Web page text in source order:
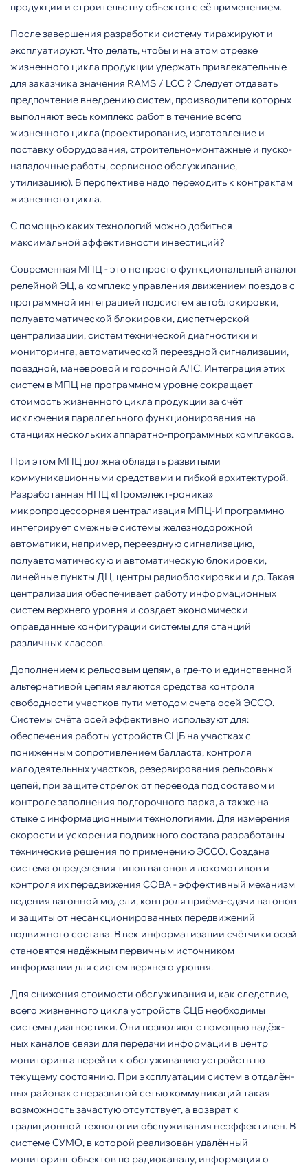
про­дукции и строительству объектов с её применением.
После завершения разработки систему тиражируют и
эксплуати­руют. Что делать, чтобы и на этом отрезке
жизненного цикла продук­ции удержать привлекательные
для заказчика значения RAMS / LCC ? Следует отдавать
предпочтение внедрению систем, производители которых
выполняют весь комплекс работ в течение всего
жизненного цикла (проектирование, изготов­ление и
поставку оборудования, строительно-монтажные и пуско-
наладочные работы, сервисное обслуживание,
утилизацию). В перспективе надо переходить к контрактам
жизненного цикла.
С помощью каких технологий можно добиться
максимальной эффективности инвестиций?
Современная МПЦ - это не просто функциональный аналог
релейной ЭЦ, а комплекс управ­ления движением поездов с
про­граммной интеграцией подсистем автоблокировки,
полуавтомати­ческой блокировки, диспетчерской
централизации, систем техничес­кой диагностики и
мониторинга, автоматической переездной сиг­нализации,
поездной, маневровой и горочной АЛС. Интеграция этих
систем в МПЦ на программном уровне сокращает
стоимость жизненного цикла продукции за счёт
исключения параллельного функционирования на
станциях не­скольких аппаратно-программных комплексов.
При этом МПЦ должна обладать развитыми
коммуникационными средствами и гибкой архитектурой.
Разработанная НПЦ «Промэлект-роника»
микропроцессорная цен­трализация МПЦ-И программно
интегрирует смежные системы железнодорожной
автоматики, например, переездную сигнализа­цию,
полуавтоматическую и авто­матическую блокировки,
линейные пункты ДЦ, центры радиоблокиров­ки и др. Такая
централизация обес­печивает работу информационных
систем верхнего уровня и создает экономически
оправданные кон­фигурации системы для станций
различных классов.
Дополнением к рельсовым цепям, а где-то и единственной
аль­тернативой цепям являются средс­тва контроля
свободности участков пути методом счета осей ЭССО.
Системы счёта осей эффективно используют для:
обеспечения ра­боты устройств СЦБ на участках с
пониженным сопротивлением бал­ласта, контроля
малодеятельных участков, резервирования рельсо­вых
цепей, при защите стрелок от перевода под составом и
контроле заполнения подгорочного парка, а также на
стыке с информационны­ми технологиями. Для измерения
скорости и ускорения подвижного состава разработаны
технические решения по применению ЭССО. Создана
система определения типов вагонов и локомотивов и
контроля их передвижения СОВА - эффективный механизм
веде­ния вагонной модели, контроля приёма-сдачи вагонов
и защиты от несанкционированных передви­жений
подвижного состава. В век информатизации счётчики осей
становятся надёжным первичным источником
информации для сис­тем верхнего уровня.
Для снижения стоимости обслу­живания и, как следствие,
всего жизненного цикла устройств СЦБ необходимы
системы диагностики. Они позволяют с помощью надёж­
ных каналов связи для передачи информации в центр
мониторинга перейти к обслуживанию устройств по
текущему состоянию. При эксплуатации систем в отдалён­
ных районах с неразвитой сетью коммуникаций такая
возможность зачастую отсутствует, а возврат к
традиционной технологии обслу­живания неэффективен. В
систе­ме СУМО, в которой реализован удалённый
мониторинг объектов по радиоканалу, информация о